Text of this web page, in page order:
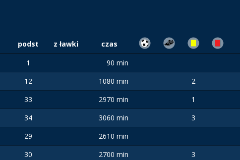
podst z ławki
czas
1 90 min
12 1080 min 2
33 2970 min 1
34 3060 min 3
29 2610 min
30 2700 min 3